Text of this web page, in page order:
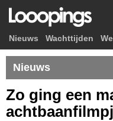
Nieuws Wachttijden
Nieuws
Zo ging een